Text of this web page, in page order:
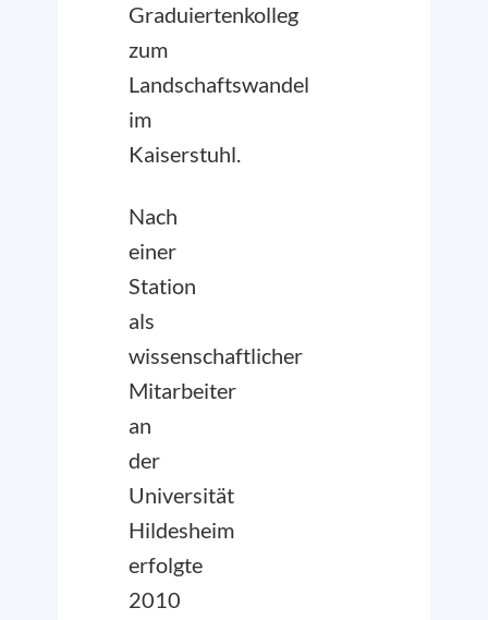
Graduiertenkolleg
zum
Landschaftswandel
im
Kaiserstuhl.
Nach
einer
Station
als
wissenschaftlicher
Mitarbeiter
an
der
Universität
Hildesheim
erfolgte
2010